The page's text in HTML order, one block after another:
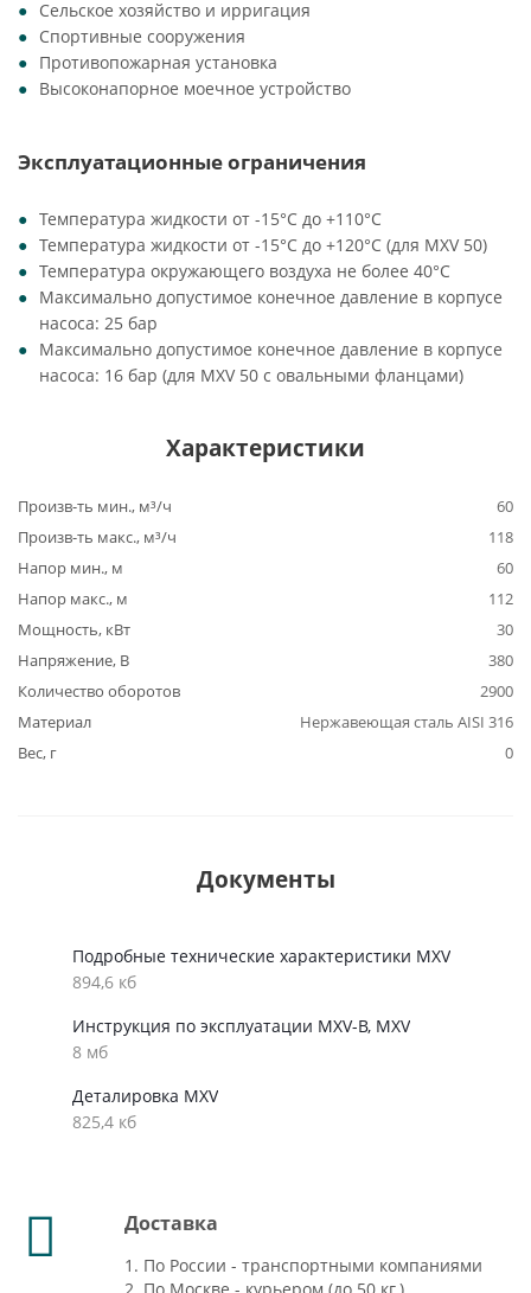
Сельское хозяйство и ирригация
Спортивные сооружения
Противопожарная установка
Высоконапорное моечное устройство
Эксплуатационные ограничения
Температура жидкости от -15°C до +110°C
Температура жидкости от -15°C до +120°C (для MXV 50)
Температура окружающего воздуха не более 40°C
Максимально допустимое конечное давление в корпусе
насоса: 25 бар
Максимально допустимое конечное давление в корпусе
насоса: 16 бар (для MXV 50 с овальными фланцами)
Характеристики
Произв-ть мин., м³/ч
60
Произв-ть макс., м³/ч
118
Напор мин., м
60
Напор макс., м
112
Мощность, кВт
30
Напряжение, В
380
Количество оборотов
2900
Материал
Нержавеющая сталь AISI 316
Вес, г
0
Документы
Подробные технические характеристики MXV
894,6 кб
Инструкция по эксплуатации MXV-B, MXV
8 мб
Деталировка MXV
825,4 кб
Доставка
1. По России - транспортными компаниями